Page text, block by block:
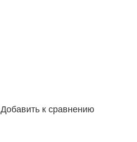
Добавить к сравнению